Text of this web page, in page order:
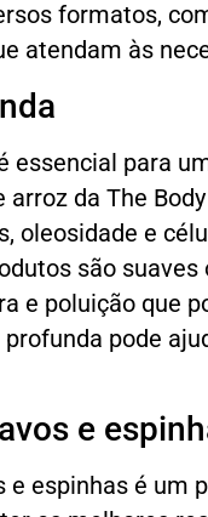
formatos,
atendam às
essencial para
da The
oleosidade e
são
e poluição que
pode
e
e espinhas é um